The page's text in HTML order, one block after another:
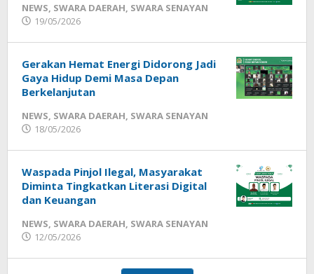
NEWS SWARA DAERAH SWARA SENAYAN
19/05/2026
Gerakan Hemat Energi Didorong Jadi
Gaya Hidup Demi Masa Depan
Berkelanjutan
NEWS SWARA DAERAH SWARA SENAYAN
18/05/2026
Waspada Pinjol Ilegal, Masyarakat
Diminta Tingkatkan Literasi Digital
dan Keuangan
NEWS SWARA DAERAH SWARA SENAYAN
12/05/2026